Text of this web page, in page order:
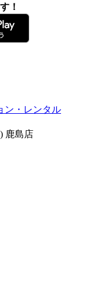
！
ン・レンタル
鹿島店